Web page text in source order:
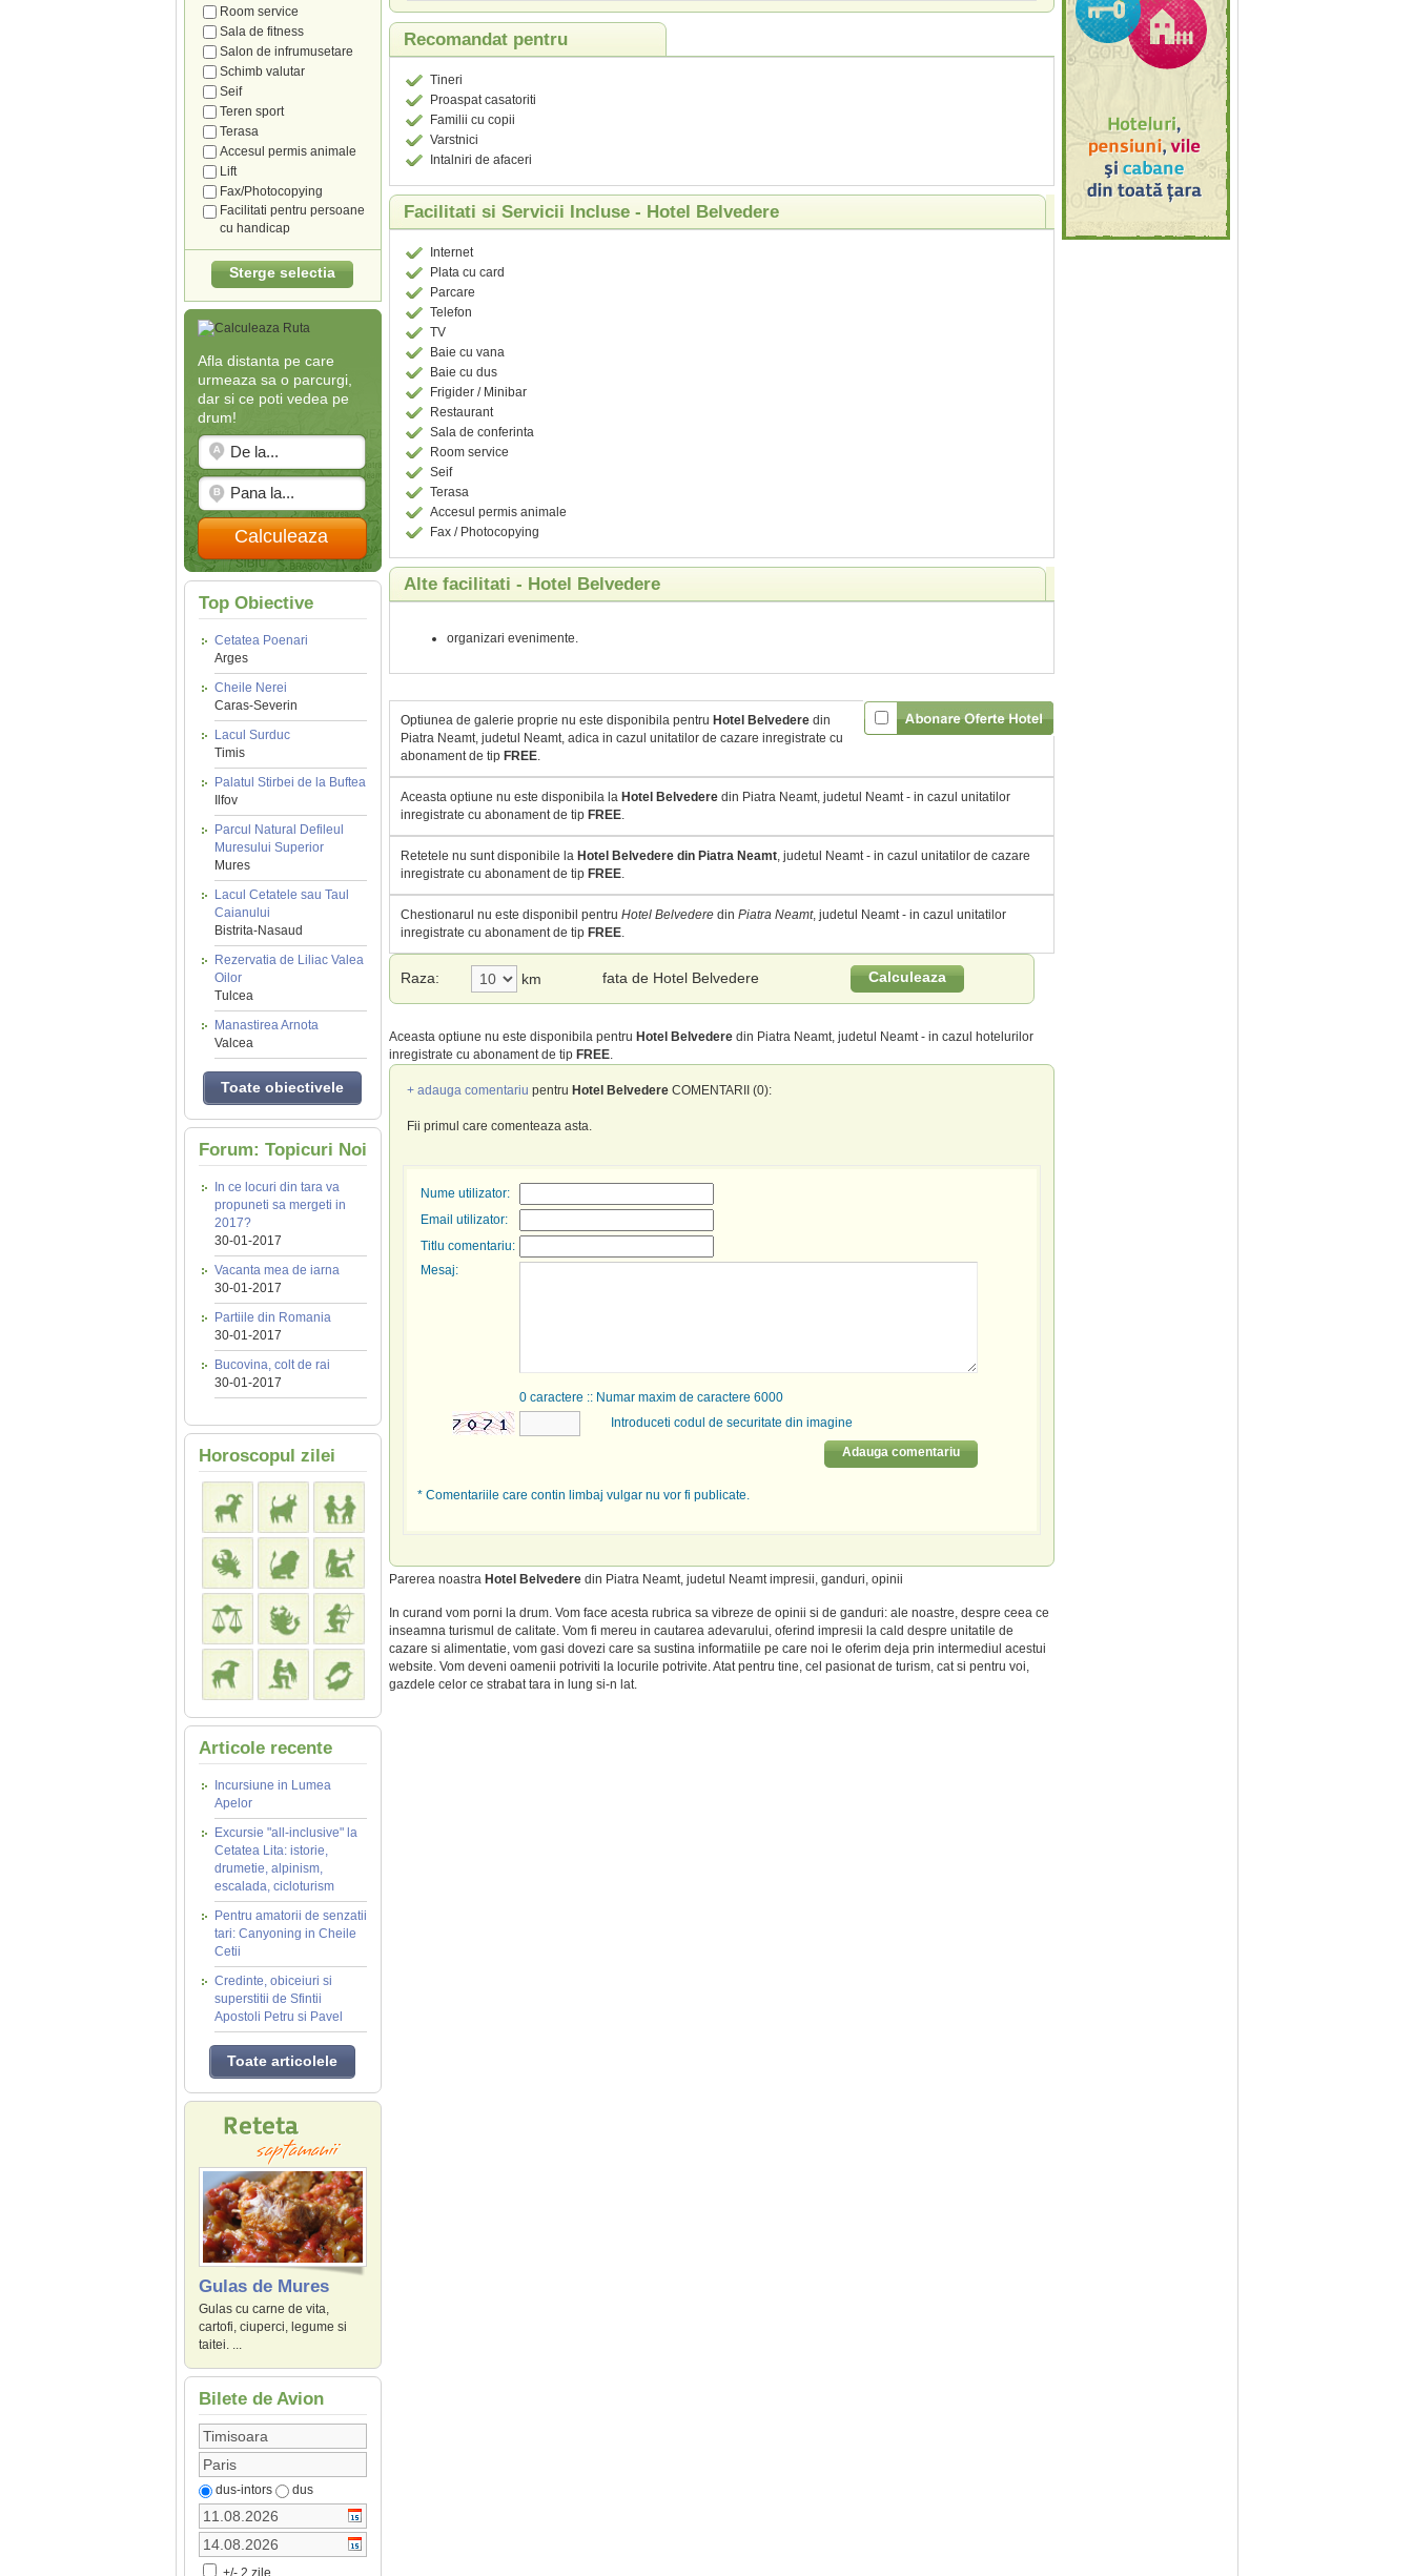
Room service
Sala de fitness
Salon de infrumusetare
Schimb valutar
Seif
Teren sport
Terasa
Accesul permis animale
Lift
Fax/Photocopying
Facilitati pentru persoane
cu handicap
Sterge selectia
Afla distanta pe care
urmeaza sa o parcurgi,
dar si ce poti vedea pe
drum!
Calculeaza
Top Obiective
Cetatea Poenari
Arges
Cheile Nerei
Caras-Severin
Lacul Surduc
Timis
Palatul Stirbei de la Buftea
Ilfov
Parcul Natural Defileul
Muresului Superior
Mures
Lacul Cetatele sau Taul
Caianului
Bistrita-Nasaud
Rezervatia de Liliac Valea
Oilor
Tulcea
Manastirea Arnota
Valcea
Toate obiectivele
Forum: Topicuri Noi
In ce locuri din tara va
propuneti sa mergeti in
2017?
30-01-2017
Vacanta mea de iarna
30-01-2017
Partiile din Romania
30-01-2017
Bucovina, colt de rai
30-01-2017
Horoscopul zilei
Articole recente
Incursiune in Lumea
Apelor
Excursie "all-inclusive" la
Cetatea Lita: istorie,
drumetie, alpinism,
escalada, cicloturism
Pentru amatorii de senzatii
tari: Canyoning in Cheile
Cetii
Credinte, obiceiuri si
superstitii de Sfintii
Apostoli Petru si Pavel
Toate articolele
Gulas de Mures
Gulas cu carne de vita,
cartofi, ciuperci, legume si
taitei. ...
Bilete de Avion
dus-intors dus
Recomandat pentru
Tineri
Proaspat casatoriti
Familii cu copii
Varstnici
Intalniri de afaceri
Facilitati si Servicii Incluse - Hotel Belvedere
Internet
Plata cu card
Parcare
Telefon
TV
Baie cu vana
Baie cu dus
Frigider / Minibar
Restaurant
Sala de conferinta
Room service
Seif
Terasa
Accesul permis animale
Fax / Photocopying
Alte facilitati - Hotel Belvedere
organizari evenimente.
Optiunea de galerie proprie nu este disponibila pentru Hotel Belvederedin
Piatra Neamt, judetul Neamt, adica in cazul unitatilor de cazare inregistrate cu
abonament de tip FREE.
Aceasta optiune nu este disponibila la Hotel Belvederedin Piatra Neamt, judetul Neamt - in cazul unitatilor
inregistrate cu abonament de tip FREE.
Retetele nu sunt disponibile la Hotel Belvedere din Piatra Neamt, judetul Neamt - in cazul unitatilor de cazare
inregistrate cu abonament de tip FREE.
Chestionarul nu este disponibil pentru Hotel Belvederedin Piatra Neamt, judetul Neamt - in cazul unitatilor
inregistrate cu abonament de tip FREE.
Raza: km fata de Hotel Belvedere Calculeaza
Aceasta optiune nu este disponibila pentru Hotel Belvederedin Piatra Neamt, judetul Neamt - in cazul hotelurilor
inregistrate cu abonament de tip FREE.
+ adauga comentariu pentru Hotel BelvedereCOMENTARII (0):
Fii primul care comenteaza asta.
Nume utilizator:
Email utilizator:
Titlu comentariu:
Mesaj:
0caractere :: Numar maxim de caractere 6000
Introduceti codul de securitate din imagine
Adauga comentariu
* Comentariile care contin limbaj vulgar nu vor fi publicate.
Parerea noastra Hotel Belvederedin Piatra Neamt, judetul Neamt impresii, ganduri, opinii
In curand vom porni la drum. Vom face acesta rubrica sa vibreze de opinii si de ganduri: ale noastre, despre ceea ce
inseamna turismul de calitate. Vom fi mereu in cautarea adevarului, oferind impresii la cald despre unitatile de
cazare si alimentatie, vom gasi dovezi care sa sustina informatiile pe care noi le oferim deja prin intermediul acestui
website. Vom deveni oamenii potriviti la locurile potrivite. Atat pentru tine, cel pasionat de turism, cat si pentru voi,
gazdele celor ce strabat tara in lung si-n lat.